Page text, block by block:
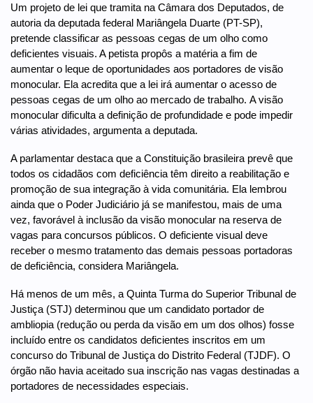
Um projeto de lei que tramita na Câmara dos Deputados, de
autoria da deputada federal Mariângela Duarte (PT-SP),
pretende classificar as pessoas cegas de um olho como
deficientes visuais. A petista propôs a matéria a fim de
aumentar o leque de oportunidades aos portadores de visão
monocular. Ela acredita que a lei irá aumentar o acesso de
pessoas cegas de um olho ao mercado de trabalho. A visão
monocular dificulta a definição de profundidade e pode impedir
várias atividades, argumenta a deputada.
A parlamentar destaca que a Constituição brasileira prevê que
todos os cidadãos com deficiência têm direito a reabilitação e
promoção de sua integração à vida comunitária. Ela lembrou
ainda que o Poder Judiciário já se manifestou, mais de uma
vez, favorável à inclusão da visão monocular na reserva de
vagas para concursos públicos. O deficiente visual deve
receber o mesmo tratamento das demais pessoas portadoras
de deficiência, considera Mariângela.
Há menos de um mês, a Quinta Turma do Superior Tribunal de
Justiça (STJ) determinou que um candidato portador de
ambliopia (redução ou perda da visão em um dos olhos) fosse
incluído entre os candidatos deficientes inscritos em um
concurso do Tribunal de Justiça do Distrito Federal (TJDF). O
órgão não havia aceitado sua inscrição nas vagas destinadas a
portadores de necessidades especiais.